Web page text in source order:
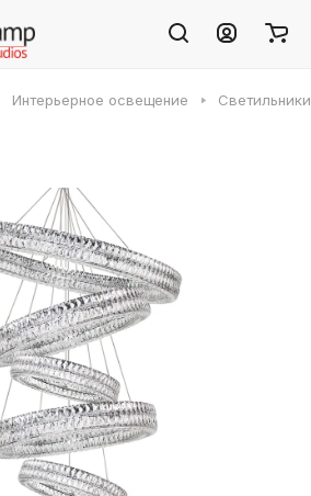
Интерьерное освещение Светильники